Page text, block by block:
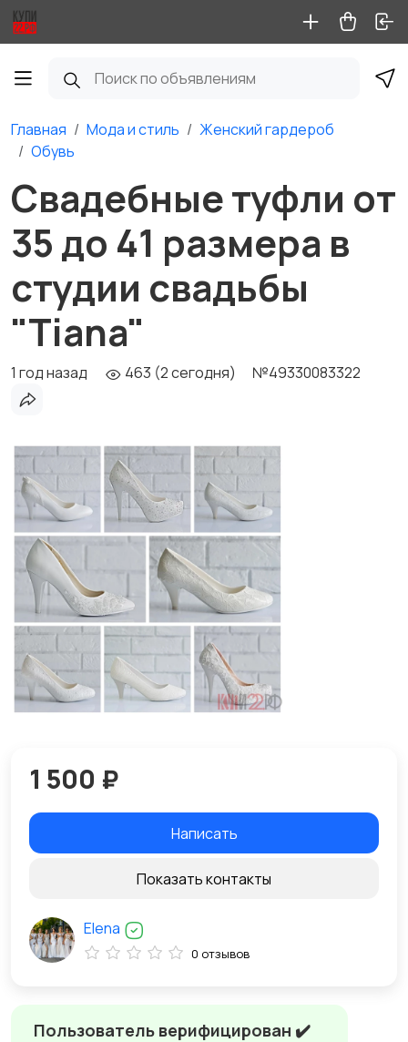
Главная Мода и стиль
Женский гардероб
Обувь
Свадебные туфли от
35 до 41 размера в
студии свадьбы
"Tiana"
1 год назад 463 (2 сегодня) №49330083322
Пользователь верифицирован ✔️
1 500 ₽
Написать
Показать контакты
Elena
0 отзывов